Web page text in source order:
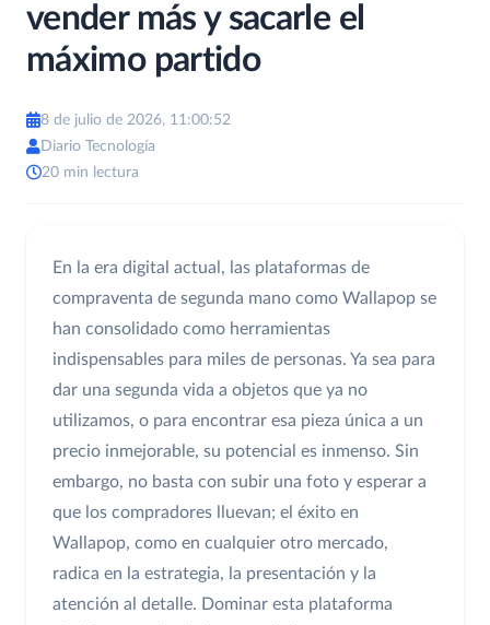
vender más y sacarle el
máximo partido
8 de julio de 2026, 11:00:52
Diario Tecnología
20 min lectura
En la era digital actual, las plataformas de
compraventa de segunda mano como Wallapop se
han consolidado como herramientas
indispensables para miles de personas. Ya sea para
dar una segunda vida a objetos que ya no
utilizamos, o para encontrar esa pieza única a un
precio inmejorable, su potencial es inmenso. Sin
embargo, no basta con subir una foto y esperar a
que los compradores lluevan; el éxito en
Wallapop, como en cualquier otro mercado,
radica en la estrategia, la presentación y la
atención al detalle. Dominar esta plataforma